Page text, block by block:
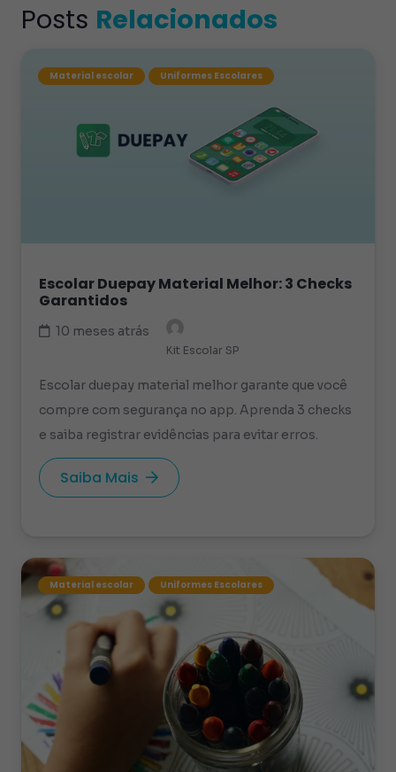
Posts Relacionados
Material escolar Uniformes Escolares
Escolar Duepay Material Melhor: 3 Checks
Garantidos
10 meses atrás
Kit Escolar SP
Escolar duepay material melhor garante que você
compre com segurança no app. Aprenda 3 checks
e saiba registrar evidências para evitar erros.
Saiba Mais
Material escolar Uniformes Escolares